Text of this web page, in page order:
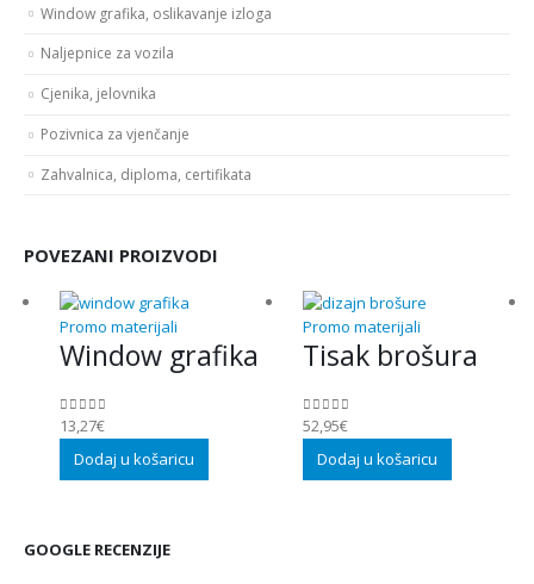
Window grafika, oslikavanje izloga
Naljepnice za vozila
Cjenika, jelovnika
Pozivnica za vjenčanje
Zahvalnica, diploma, certifikata
POVEZANI PROIZVODI
Promo materijali
Window grafika
0out of 5
13,27€
Dodaj u košaricu
Promo materijali
Tisak brošura
0out of 5
52,95€
Dodaj u košaricu
GOOGLE RECENZIJE